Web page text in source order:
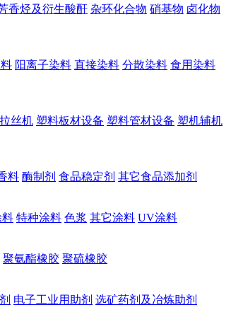
香烃及衍生酸酐 杂环化合物 硝基物 卤化物
阳离子染料 直接染料 分散染料 食用染料
丝机 塑料板材设备 塑料管材设备 塑机辅机
料 酶制剂 食品稳定剂 其它食品添加剂
料 特种涂料 色浆 其它涂料 UV涂料
聚氨酯橡胶 聚硫橡胶
电子工业用助剂 选矿药剂及冶炼助剂